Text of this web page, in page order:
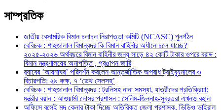
সাম্প্রতিক
জাতীয় বেসামরিক বিমান চলাচল নিরাপত্তা কমিটি (NCASC) পুনর্গঠন
বেবিচক : শাহজালাল বিমানবন্দর কি বিমান বাহিনীর অধীনে চলে যাচ্ছে?
২০২৫-২০২৬ অর্থবছরে বিমান বাহিনীর জন্য সাড়ে ৪২ কোটি টাকার ওপরে বরাদ্দ :
বিমান মন্ত্রণালয়ের অনাপত্তি , প্রঙাপন জারি
র‍্যাবের ‘আয়নাঘর’ পরিদর্শন করলেন আন্তর্জাতিক অপরাধ ট্রাইব্যুনালের ৩
বিচারপতি: ২৯ কক্ষ, ৭ ‘ডেথ সেলসহ’
বেবিচক : শাহজালাল বিমানবন্দর : ট্রলিসহ নানা সমস্যা, যাত্রীদের প্রতিক্রিয়া:
মন্ত্রীর বয়ান : আওয়ামী দোসর প্রশাসন : সেলিম-জিন্নাহ-সুব্রতরা এখনও বহাল
অফিসে বসেই মদ কেনার টাকা দিচ্ছে অতিরিক্ত জেলা প্রশাসক, ভিডিও ভাইরাল